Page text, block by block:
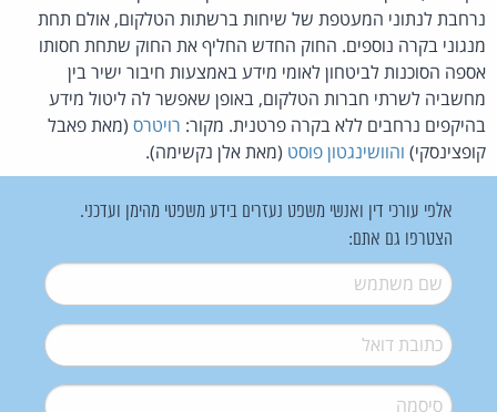
נרחבת לנתוני המעטפת של שיחות ברשתות הטלקום, אולם תחת
מנגוני בקרה נוספים. החוק החדש החליף את החוק שתחת חסותו
אספה הסוכנות לביטחון לאומי מידע באמצעות חיבור ישיר בין
מחשביה לשרתי חברות הטלקום, באופן שאפשר לה ליטול מידע
בהיקפים נרחבים ללא בקרה פרטנית. מקור: רויטרס (מאת פאבל
קופצינסקי) והוושינגטון פוסט (מאת אלן נקשימה).
אלפי עורכי דין ואנשי משפט נעזרים בידע משפטי מהימן ועדכני.
הצטרפו גם אתם:
שם משתמש*
דואל*
סיסמה*